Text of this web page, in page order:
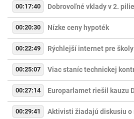
00:17:40 Dobrovoľné vklady v 2.
00:20:30 Nízke ceny hypoték
00:22:49 Rýchlejší internet pre
00:25:07 Viac staníc technickej
00:27:14 Europarlamet riešil kauzu
00:29:41 Aktivisti žiadajú diskusiu o